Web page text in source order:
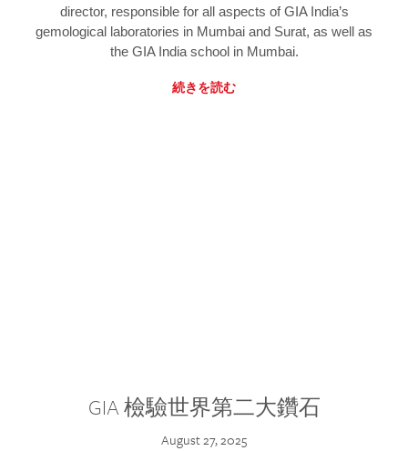
director, responsible for all aspects of GIA India’s
gemological laboratories in Mumbai and Surat, as well as
the GIA India school in Mumbai.
続きを読む
GIA 檢驗世界第二大鑽石
August 27, 2025